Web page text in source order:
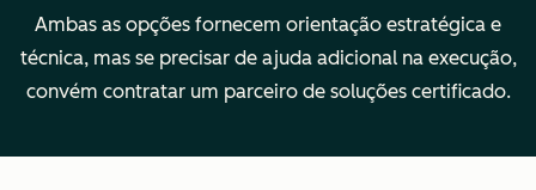
remota
Descrição
jurídica
remota
Descrição
jurídica
Ambas as opções fornecem orientação estratégica e
técnica, mas se precisar de ajuda adicional na execução,
convém contratar um parceiro de soluções certificado.